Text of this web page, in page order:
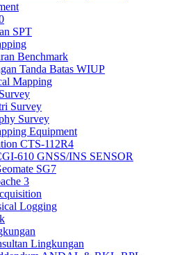
SPT
Benchmark
Tanda Batas WIUP
Mapping
Survey
Survey
Equipment
CTS-112R4
610 GNSS/INS SENSOR
SG7
3
Logging
Lingkungan